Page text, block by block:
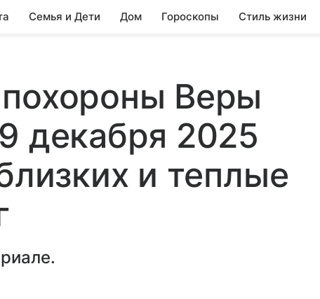
Семья и Дети Дом Гороскопы Стиль жизни
Веры
декабря 2025
и теплые